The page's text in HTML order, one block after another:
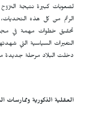
لصعوبات كبيرة نتيجة النزوح
الرغم من كل هذه
تحقيق خطوات مهمة في
التغيرات السياسية التي
دخلت البلاد مرحلة جديدة
العقلية الذكورية